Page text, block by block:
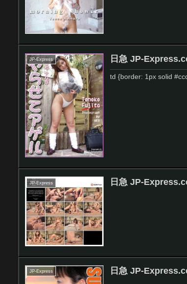
JP-Express 日急 JP-
td {border: 1px solid
JP-Express 日急 JP-
JP-Express 日急 JP-